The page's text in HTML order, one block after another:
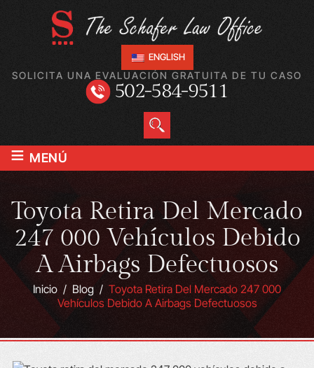
ENGLISH
SOLICITA UNA EVALUACIÓN GRATUITA DE TU CASO
502-584-9511
≡ MENÚ
Toyota Retira Del Mercado
247 000 Vehículos Debido
A Airbags Defectuosos
Inicio / Blog / Toyota Retira Del Mercado 247 000
Vehículos Debido A Airbags Defectuosos